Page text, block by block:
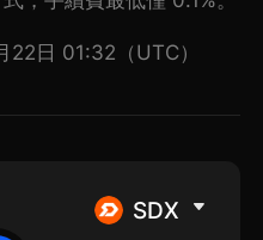
日 01:32（UTC）
SDX